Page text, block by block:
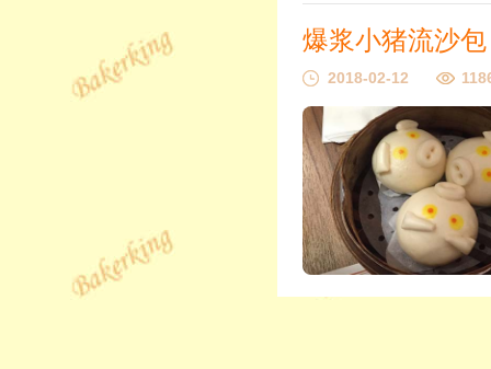
爆浆小猪流沙包
2018-02-12